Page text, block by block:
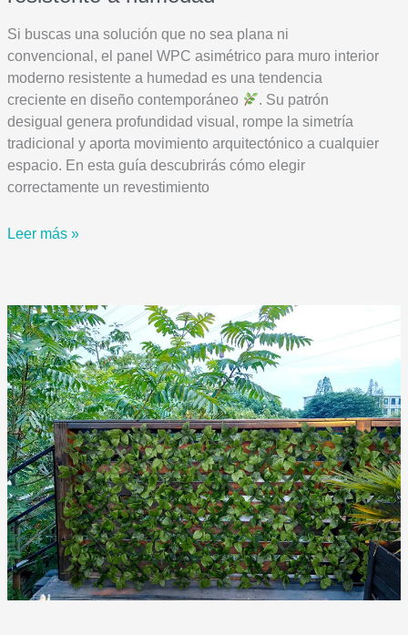
Si buscas una solución que no sea plana ni
convencional, el panel WPC asimétrico para muro interior
moderno resistente a humedad es una tendencia
creciente en diseño contemporáneo
. Su patrón
desigual genera profundidad visual, rompe la simetría
tradicional y aporta movimiento arquitectónico a cualquier
espacio. En esta guía descubrirás cómo elegir
correctamente un revestimiento
Cómo
panel
WPC
asimétrico
para
muro
interior
moderno
resistente
a
humedad
Leer más »